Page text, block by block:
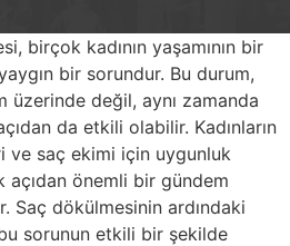
birçok kadının yaşamının bir
bir sorundur. Bu durum,
üzerinde değil, aynı zamanda
da etkili olabilir. Kadınların
ve saç ekimi için uygunluk
açıdan önemli bir gündem
Saç dökülmesinin ardındaki
sorunun etkili bir şekilde